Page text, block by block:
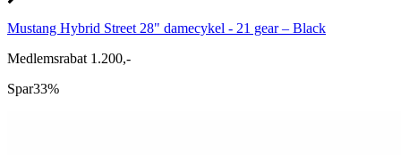
Mustang Hybrid Street 28" damecykel - 21 gear – Black
Medlemsrabat 1.200,-
Spar33%